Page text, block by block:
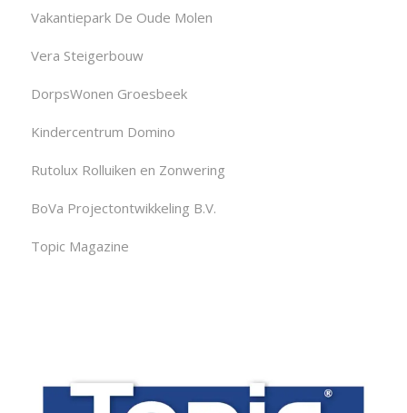
Vakantiepark De Oude Molen
Vera Steigerbouw
DorpsWonen Groesbeek
Kindercentrum Domino
Rutolux Rolluiken en Zonwering
BoVa Projectontwikkeling B.V.
Topic Magazine